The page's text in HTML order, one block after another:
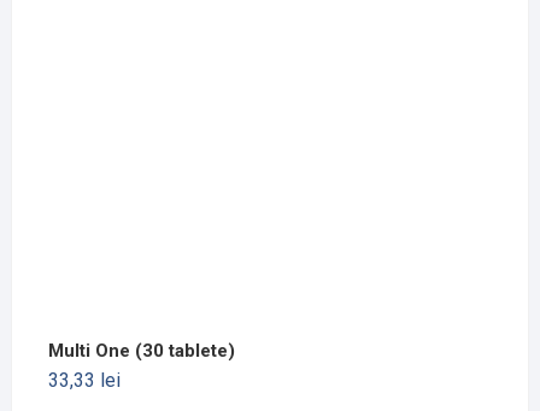
Multi One (30 tablete)
33,33 lei